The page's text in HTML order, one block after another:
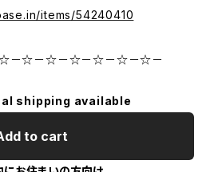
items/54240410
－☆－☆－☆－☆－☆－☆－
shipping available
to cart